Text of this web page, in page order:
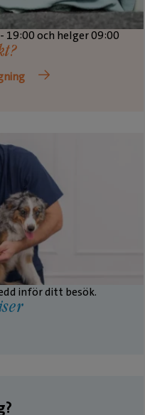
alla dagar och
19:00 och helger 09:00
behandlingar
över priserna, så
inför ditt besök.